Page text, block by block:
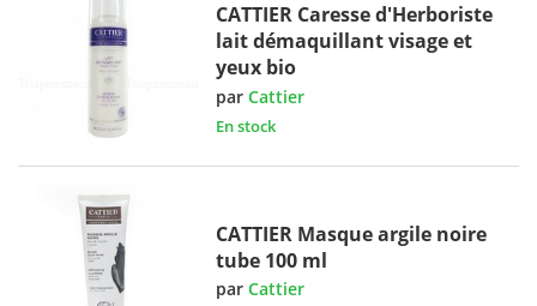
CATTIER Caresse d'Herboriste
lait démaquillant visage et
yeux bio
parCattier
En stock
CATTIER Masque argile noire
tube 100 ml
parCattier